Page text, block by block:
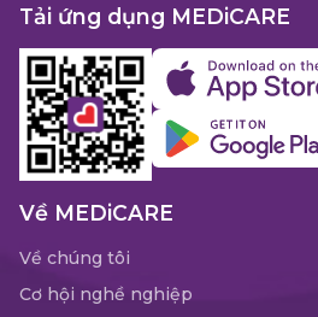
Tải ứng dụng MEDiCARE
Về MEDiCARE
Về chúng tôi
Cơ hội nghề nghiệp